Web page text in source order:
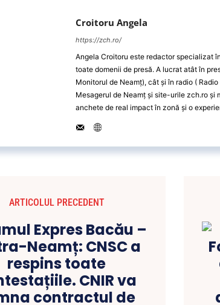
Croitoru Angela
https://zch.ro/
Angela Croitoru este redactor specializat
toate domenii de presă. A lucrat atât în
Monitorul de Neamț), cât și în radio (
Mesagerul de Neamț și site-urile zch.ro și
anchete de real impact în zonă și o
ARTICOLUL PRECEDENT